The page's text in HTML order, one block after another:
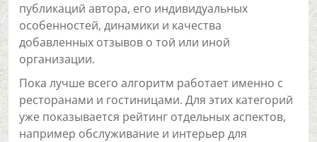
публикаций автора, его индивидуальных
особенностей, динамики и качества
добавленных отзывов о той или иной
организации.
Пока лучше всего алгоритм работает именно с
ресторанами и гостиницами. Для этих категорий
уже показывается рейтинг отдельных аспектов,
например обслуживание и интерьер для